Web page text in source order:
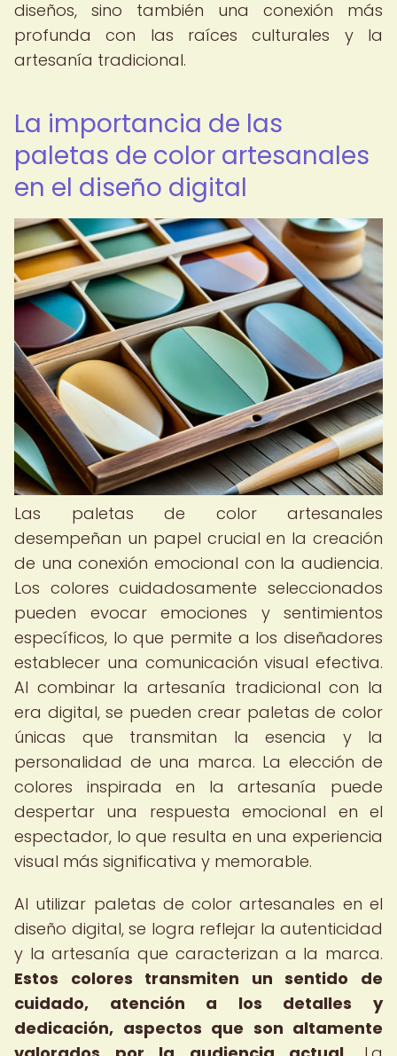
diseños, sino también una conexión más
profunda con las raíces culturales y la
artesanía tradicional.
La importancia de las
paletas de color artesanales
en el diseño digital
Las paletas de color artesanales
desempeñan un papel crucial en la creación
de una conexión emocional con la audiencia.
Los colores cuidadosamente seleccionados
pueden evocar emociones y sentimientos
específicos, lo que permite a los diseñadores
establecer una comunicación visual efectiva.
Al combinar la artesanía tradicional con la
era digital, se pueden crear paletas de color
únicas que transmitan la esencia y la
personalidad de una marca. La elección de
colores inspirada en la artesanía puede
despertar una respuesta emocional en el
espectador, lo que resulta en una experiencia
visual más significativa y memorable.
Al utilizar paletas de color artesanales en el
diseño digital, se logra reflejar la autenticidad
y la artesanía que caracterizan a la marca.
Estos colores transmiten un sentido de
cuidado, atención a los detalles y
dedicación, aspectos que son altamente